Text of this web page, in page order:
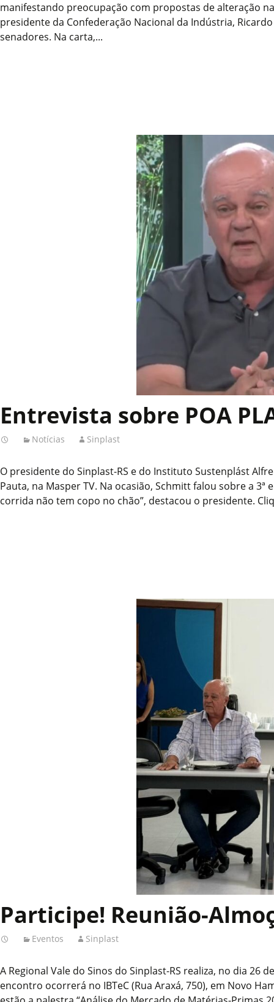
manifestando preocupação com propostas de alteração
presidente da Confederação Nacional da Indústria,
senadores. Na carta,...
Entrevista sobre POA
Notícias Sinplast
O presidente do Sinplast-RS e do Instituto Sustenplást
Pauta, na Masper TV. Na ocasião, Schmitt falou sobre a 3ª
corrida não tem copo no chão”, destacou o presidente.
Participe! Reunião-
Eventos Sinplast
A Regional Vale do Sinos do Sinplast-RS realiza, no dia 26
encontro ocorrerá no IBTeC (Rua Araxá, 750), em Novo